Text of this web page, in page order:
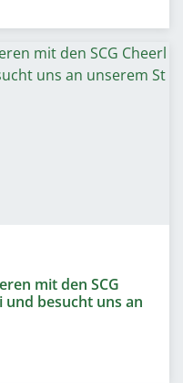
mit den SCG
besucht uns an